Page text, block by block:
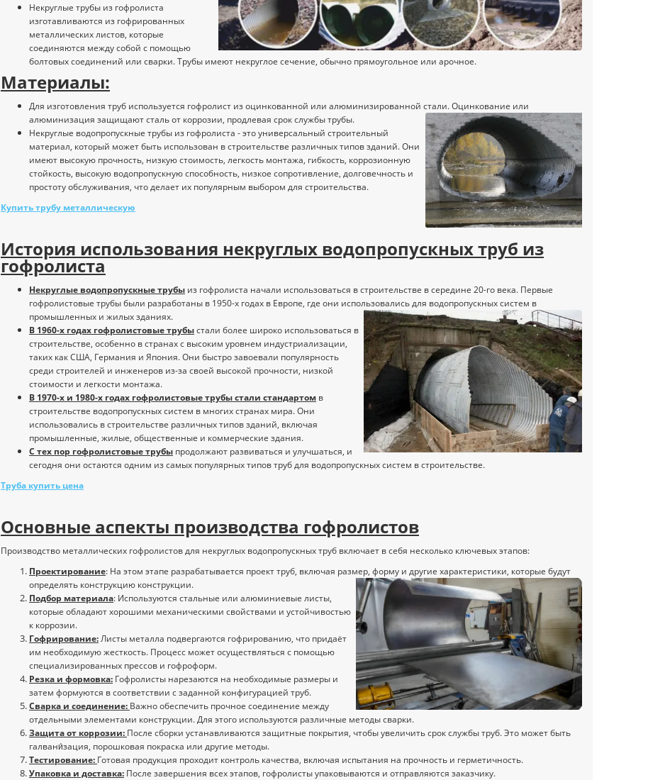
Некруглые трубы из гофролиста
изготавливаются из гофрированных
металлических листов, которые
соединяются между собой с помощью
болтовых соединений или сварки. Трубы имеют некруглое сечение, обычно прямоугольное или арочное.
Материалы:
Для изготовления труб используется гофролист из оцинкованной или алюминизированной стали. Оцинкование или
алюминизация защищают сталь от коррозии, продлевая срок службы трубы.
Некруглые водопропускные трубы из гофролиста - это универсальный строительный
материал, который может быть использован в строительстве различных типов зданий. Они
имеют высокую прочность, низкую стоимость, легкость монтажа, гибкость, коррозионную
стойкость, высокую водопропускную способность, низкое сопротивление, долговечность и
простоту обслуживания, что делает их популярным выбором для строительства.
Купить трубу металлическую
История использования некруглых водопропускных труб из
гофролиста
Некруглые водопропускные трубы из гофролиста начали использоваться в строительстве в середине 20-го века. Первые
гофролистовые трубы были разработаны в 1950-х годах в Европе, где они использовались для водопропускных систем в
промышленных и жилых зданиях.
В 1960-х годах гофролистовые трубыстали более широко использоваться в
строительстве, особенно в странах с высоким уровнем индустриализации,
таких как США, Германия и Япония. Они быстро завоевали популярность
среди строителей и инженеров из-за своей высокой прочности, низкой
стоимости и легкости монтажа.
В 1970-х и 1980-х годах гофролистовые трубы стали стандартом в
строительстве водопропускных систем в многих странах мира. Они
использовались в строительстве различных типов зданий, включая
промышленные, жилые, общественные и коммерческие здания.
С тех пор гофролистовые трубы продолжают развиваться и улучшаться, и
сегодня они остаются одним из самых популярных типов труб для водопропускных систем в строительстве.
Труба купить цена
Основные аспекты производства гофролистов
Производство металлических гофролистов для некруглых водопропускных труб включает в себя несколько ключевых этапов:
Проектирование: На этом этапе разрабатывается проект труб, включая размер, форму и другие характеристики, которые будут
определять конструкцию конструкции.
Подбор материала: Используются стальные или алюминиевые листы,
которые обладают хорошими механическими свойствами и устойчивостью
к коррозии.
Гофрирование:Листы металла подвергаются гофрированию, что придаёт
им необходимую жесткость. Процесс может осуществляться с помощью
специализированных прессов и гофроформ.
Резка и формовка: Гофролисты нарезаются на необходимые размеры и
затем формуются в соответствии с заданной конфигурацией труб.
Сварка и соединение: Важно обеспечить прочное соединение между
отдельными элементами конструкции. Для этого используются различные методы сварки.
Защита от коррозии: После сборки устанавливаются защитные покрытия, чтобы увеличить срок службы труб. Это может быть
галвани́зация, порошковая покраска или другие методы.
Тестирование: Готовая продукция проходит контроль качества, включая испытания на прочность и герметичность.
Упаковка и доставка: После завершения всех этапов, гофролисты упаковываются и отправляются заказчику.